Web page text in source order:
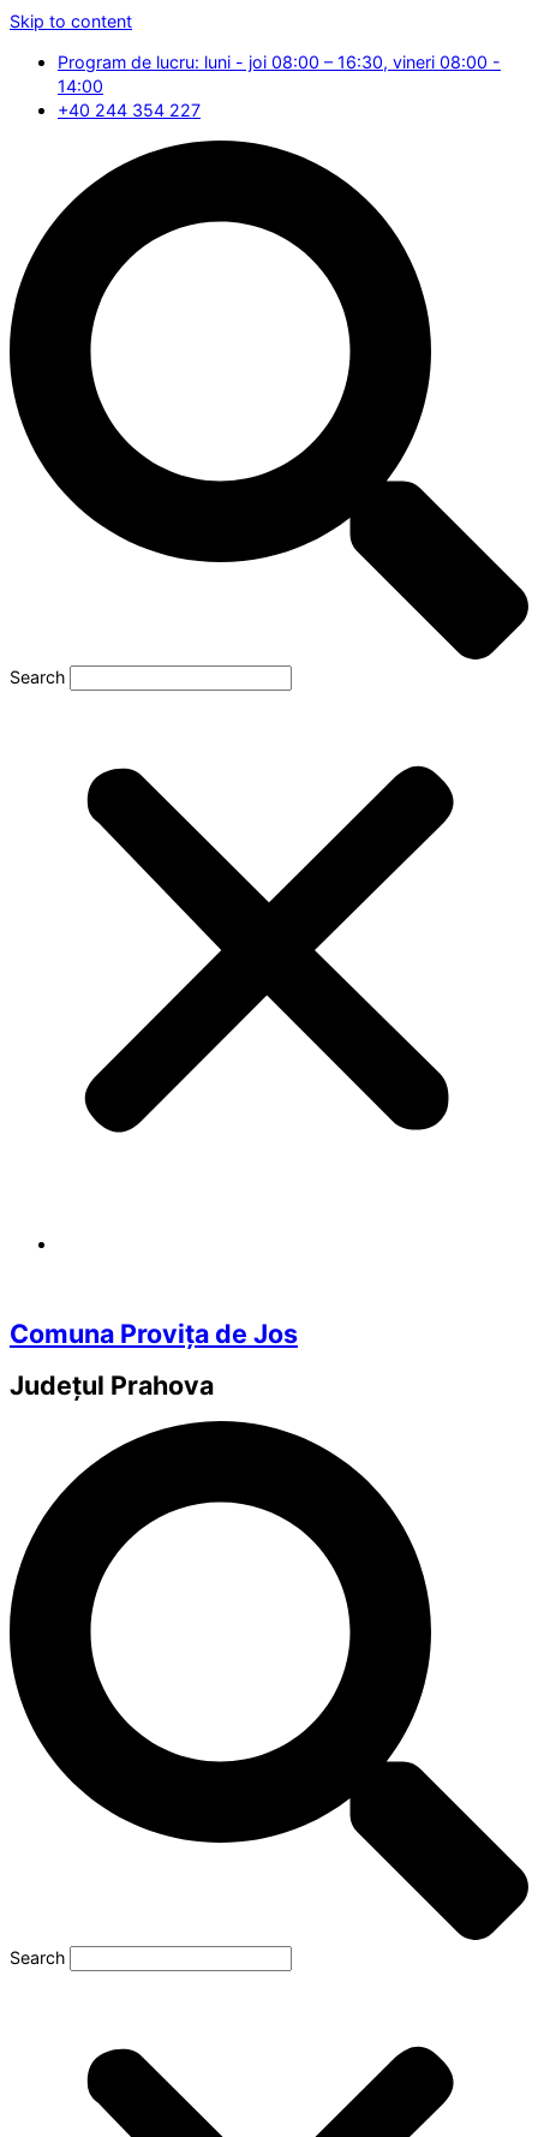
Skip to content
Program de lucru: luni - joi 08:00 – 16:30, vineri 08:00 -
14:00
+40 244 354 227
Search
Comuna Provița de Jos
Județul Prahova
Search